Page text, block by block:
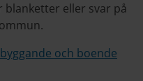
eller svar på
och boende